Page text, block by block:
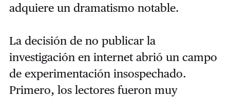
adquiere un dramatismo notable.
La decisión de no publicar la
investigación en internet abrió un campo
de experimentación insospechado.
Primero, los lectores fueron muy